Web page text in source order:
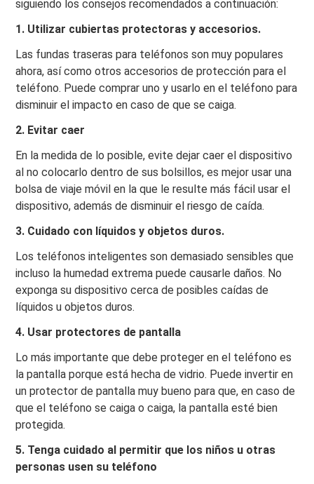
siguiendo los consejos recomendados a continuación:
1. Utilizar cubiertas protectoras y accesorios.
Las fundas traseras para teléfonos son muy populares
ahora, así como otros accesorios de protección para el
teléfono. Puede comprar uno y usarlo en el teléfono para
disminuir el impacto en caso de que se caiga.
2. Evitar caer
En la medida de lo posible, evite dejar caer el dispositivo
al no colocarlo dentro de sus bolsillos, es mejor usar una
bolsa de viaje móvil en la que le resulte más fácil usar el
dispositivo, además de disminuir el riesgo de caída.
3. Cuidado con líquidos y objetos duros.
Los teléfonos inteligentes son demasiado sensibles que
incluso la humedad extrema puede causarle daños. No
exponga su dispositivo cerca de posibles caídas de
líquidos u objetos duros.
4. Usar protectores de pantalla
Lo más importante que debe proteger en el teléfono es
la pantalla porque está hecha de vidrio. Puede invertir en
un protector de pantalla muy bueno para que, en caso de
que el teléfono se caiga o caiga, la pantalla esté bien
protegida.
5. Tenga cuidado al permitir que los niños u otras
personas usen su teléfono